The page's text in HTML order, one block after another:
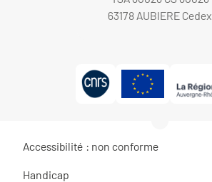
63178 AUBIERE Cedex
Accessibilité : non conforme
Handicap